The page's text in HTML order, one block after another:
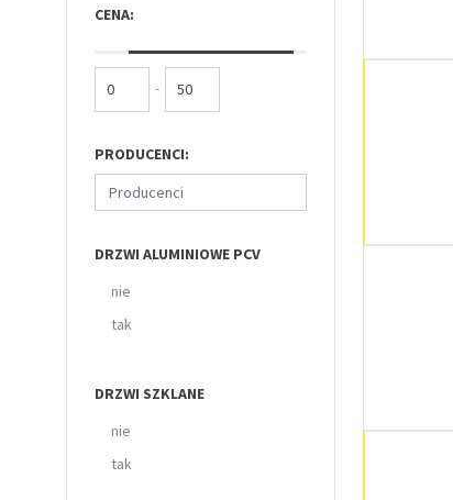
CENA:
-
PRODUCENCI:
Producenci
DRZWI ALUMINIOWE PCV
nie
tak
DRZWI SZKLANE
nie
tak